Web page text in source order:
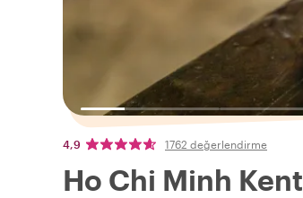
4,9 1762 değerlendirme
Ho Chi Minh